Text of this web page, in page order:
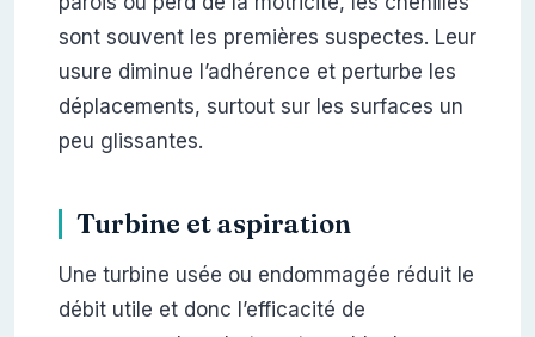
sont souvent les premières suspectes. Leur
usure diminue l’adhérence et perturbe les
déplacements, surtout sur les surfaces un
peu glissantes.
Turbine et aspiration
Une turbine usée ou endommagée réduit le
débit utile et donc l’efficacité de